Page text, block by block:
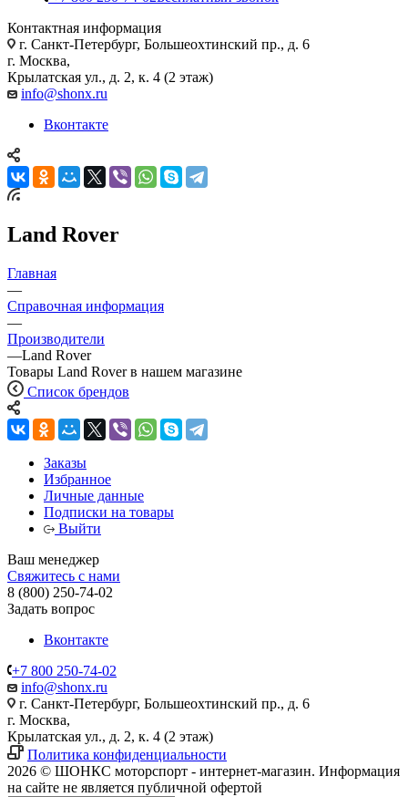
Контактная информация
г. Санкт-Петербург, Большеохтинский пр., д. 6
г. Москва,
Крылатская ул., д. 2, к. 4 (2 этаж)
info@shonx.ru
Вконтакте
Land Rover
Главная
—
Справочная информация
—
Производители
—Land Rover
Товары Land Rover в нашем магазине
Список брендов
Заказы
Избранное
Личные данные
Подписки на товары
Выйти
Ваш менеджер
Свяжитесь с нами
8 (800) 250-74-02
Задать вопрос
Вконтакте
+7 800 250-74-02
info@shonx.ru
г. Санкт-Петербург, Большеохтинский пр., д. 6
г. Москва,
Крылатская ул., д. 2, к. 4 (2 этаж)
Политика конфиденциальности
2026 © ШОНКС моторспорт - интернет-магазин. Информация
на сайте не является публичной офертой